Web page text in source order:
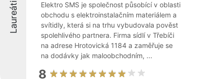
Laureáti
Elektro SMS je společnost působící v oblasti
obchodu s elektroinstalačním materiálem a
svítidly, která si na trhu vybudovala pověst
spolehlivého partnera. Firma sídlí v Třebíči
na adrese Hrotovická 1184 a zaměřuje se
na dodávky jak maloobchodním, ...
8